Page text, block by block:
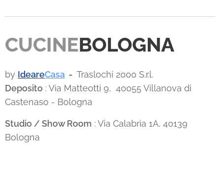
CUCINEBOLOGNA
by IdeareCasa - Traslochi 2000 S.r.l.
Deposito : Via Matteotti 9, 40055 Villanova di
Castenaso - Bologna
Studio / Show Room : Via Calabria 1A, 40139
Bologna